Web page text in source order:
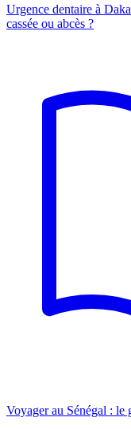
Urgence dentaire à
cassée ou abcès ?
Voyager au Sénégal : le